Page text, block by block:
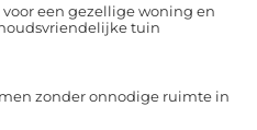
een gezellige woning en
tuin
zonder onnodige ruimte in